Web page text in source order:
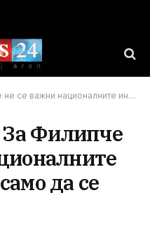
интереси туку само да се врати на власт
Филипче
да се